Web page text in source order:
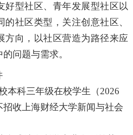
好型社区、青年发展型社区以
的社区类型，关注创意社区、
方向，以社区营造为路径来应
问题与需求。
本科三年级在校学生（2026
招收上海财经大学新闻与社会